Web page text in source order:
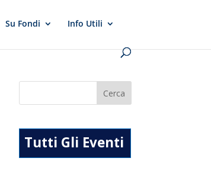
Su Fondi Info Utili
Tutti Gli Eventi